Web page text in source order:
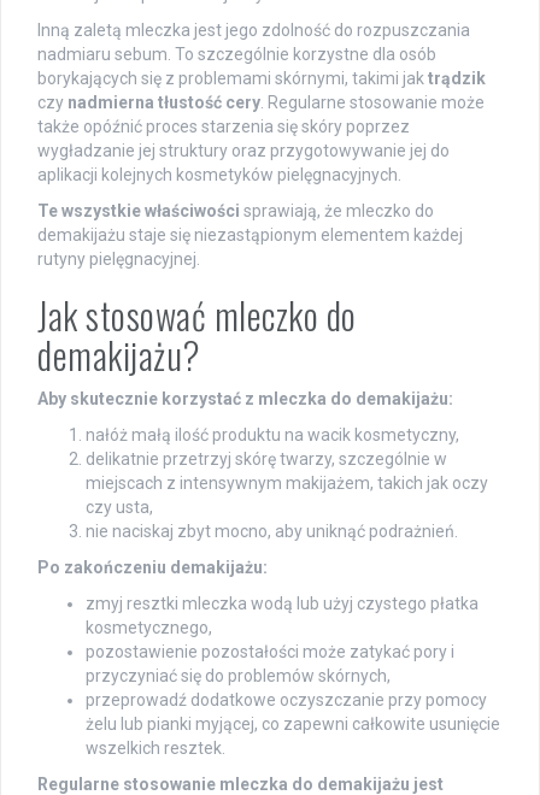
Inną zaletą mleczka jest jego zdolność do rozpuszczania
nadmiaru sebum. To szczególnie korzystne dla osób
borykających się z problemami skórnymi, takimi jak trądzik
czy nadmierna tłustość cery . Regularne stosowanie może
także opóźnić proces starzenia się skóry poprzez
wygładzanie jej struktury oraz przygotowywanie jej do
aplikacji kolejnych kosmetyków pielęgnacyjnych.
Te wszystkie właściwości sprawiają, że mleczko do
demakijażu staje się niezastąpionym elementem każdej
rutyny pielęgnacyjnej.
Jak stosować mleczko do
demakijażu?
Aby skutecznie korzystać z mleczka do demakijażu:
nałóż małą ilość produktu na wacik kosmetyczny,
delikatnie przetrzyj skórę twarzy, szczególnie w
miejscach z intensywnym makijażem, takich jak oczy
czy usta,
nie naciskaj zbyt mocno, aby uniknąć podrażnień.
Po zakończeniu demakijażu:
zmyj resztki mleczka wodą lub użyj czystego płatka
kosmetycznego,
pozostawienie pozostałości może zatykać pory i
przyczyniać się do problemów skórnych,
przeprowadź dodatkowe oczyszczanie przy pomocy
żelu lub pianki myjącej, co zapewni całkowite usunięcie
wszelkich resztek.
Regularne stosowanie mleczka do demakijażu jest